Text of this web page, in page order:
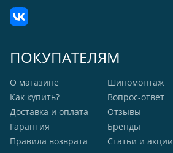
ПОКУПАТЕЛЯМ
О магазине
Как купить?
Доставка и оплата
Гарантия
Правила возврата
Шиномонтаж
Вопрос-ответ
Отзывы
Бренды
Статьи и акции